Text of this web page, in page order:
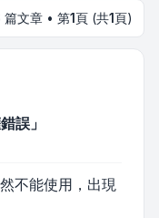
篇文章 • 第1頁 (共1頁)
誤」
不能使用，出現